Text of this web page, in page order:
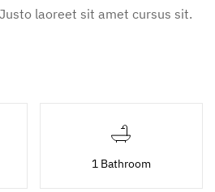
laoreet sit amet cursus sit.
1 Bathroom